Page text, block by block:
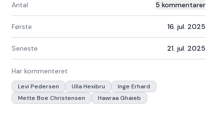
Antal 5 kommentarer
Første 16. jul. 2025
Seneste 21. jul. 2025
Har kommenteret
Levi Pedersen Ulla Hexibru
Inge Erhard
Mette Boe Christensen
Hawraa Ghaieb